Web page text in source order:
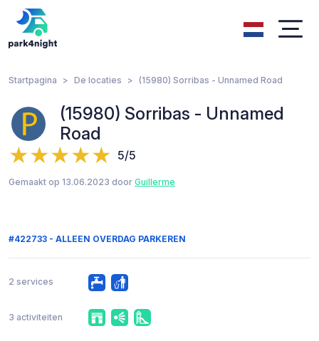
Startpagina De locaties (15980) Sorribas - Unnamed Road
(15980) Sorribas - Unnamed
Road
5/5
Gemaakt op 13.06.2023 door Guillerme
#422733 - ALLEEN OVERDAG PARKEREN
2 services
3 activiteiten